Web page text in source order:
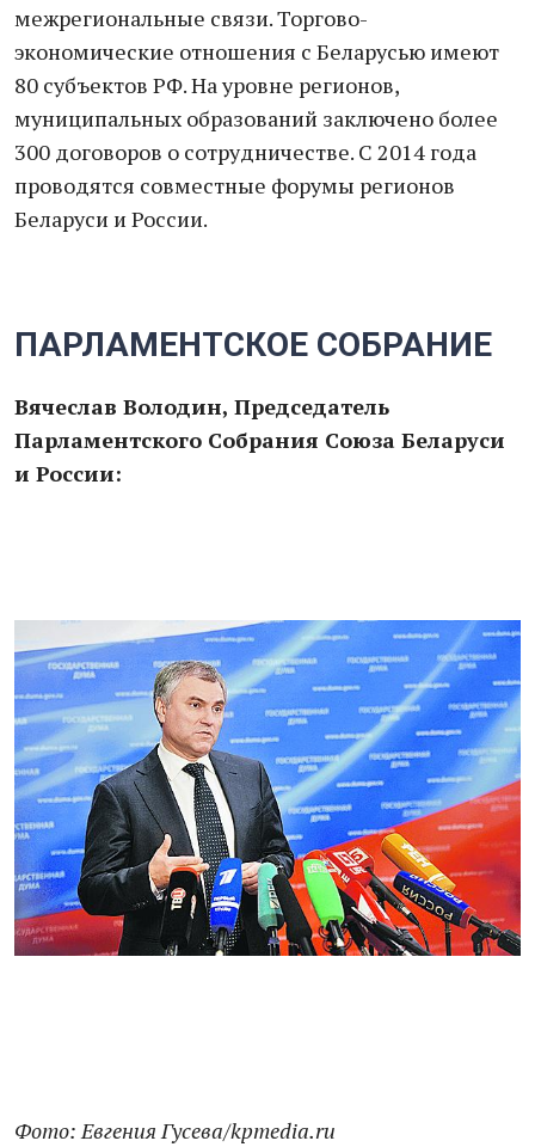
межрегиональные связи. Торгово-
экономические отношения с Беларусью имеют
80 субъектов РФ. На уровне регионов,
муниципальных образований заключено более
300 договоров о сотрудничестве. С 2014 года
проводятся совместные форумы регионов
Беларуси и России.
ПАРЛАМЕНТСКОЕ СОБРАНИЕ
Вячеслав Володин, Председатель
Парламентского Собрания Союза Беларуси
и России:
Фото: Евгения Гусева/kpmedia.ru